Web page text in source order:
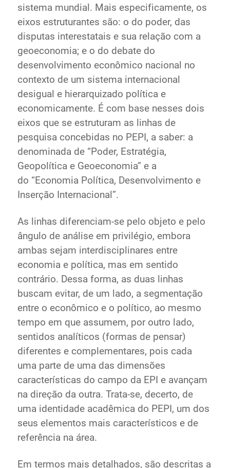
sistema mundial. Mais especificamente, os
eixos estruturantes são: o do poder, das
disputas interestatais e sua relação com a
geoeconomia; e o do debate do
desenvolvimento econômico nacional no
contexto de um sistema internacional
desigual e hierarquizado política e
economicamente. É com base nesses dois
eixos que se estruturam as linhas de
pesquisa concebidas no PEPI, a saber: a
denominada de “Poder, Estratégia,
Geopolítica e Geoeconomia” e a
do “Economia Política, Desenvolvimento e
Inserção Internacional”.
As linhas diferenciam-se pelo objeto e pelo
ângulo de análise em privilégio, embora
ambas sejam interdisciplinares entre
economia e política, mas em sentido
contrário. Dessa forma, as duas linhas
buscam evitar, de um lado, a segmentação
entre o econômico e o político, ao mesmo
tempo em que assumem, por outro lado,
sentidos analíticos (formas de pensar)
diferentes e complementares, pois cada
uma parte de uma das dimensões
características do campo da EPI e avançam
na direção da outra. Trata-se, decerto, de
uma identidade acadêmica do PEPI, um dos
seus elementos mais característicos e de
referência na área.
Em termos mais detalhados, são descritas a